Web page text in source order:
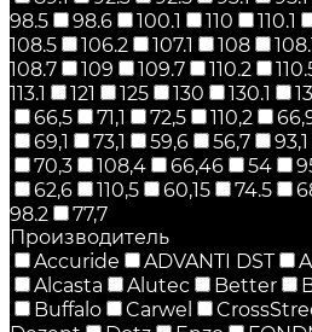
98.5
98.6 100.1 110 110.1
108.5
106.2 107.1 108
108.7
109 109.7 110.2
113.1
121 125 130 130.1
66,5
71,1 72,5 110,2
69,1
73,1 59,6 56,7 93,1
70,3
108,4 66,46 54
62,6
110,5 60,15 74.5
98.2
77,7
Производитель
Accuride
ADVANTI DST
Alcasta
Alutec Better
Buffalo
Carwel